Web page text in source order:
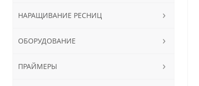
НАРАЩИВАНИЕ РЕСНИЦ
ОБОРУДОВАНИЕ
ПРАЙМЕРЫ